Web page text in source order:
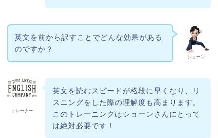
ショーン
英文を前から訳すことでどんな効果がある
のですか？
トレーナー
英文を読むスピードが格段に早くなり、リ
スニングをした際の理解度も高まります。
このトレーニングはショーンさんにとって
は絶対必要です！